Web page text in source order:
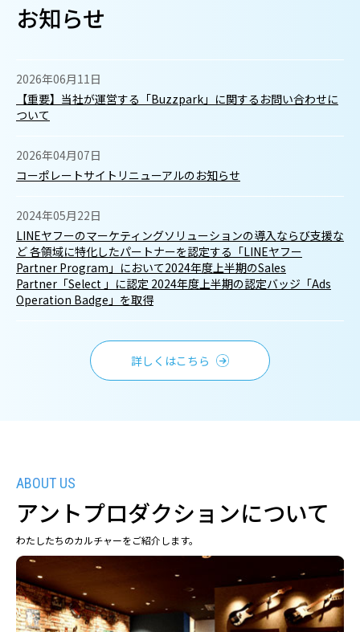
お知らせ
詳しくはこちら
2026年06月11日
【重要】当社が運営する「Buzzpark」に関するお問い合わせに
ついて
2026年04月07日
コーポレートサイトリニューアルのお知らせ
2024年05月22日
LINEヤフーのマーケティングソリューションの導入ならび支援な
ど 各領域に特化したパートナーを認定する「LINEヤフー
Partner Program」において2024年度上半期のSales
Partner「Select 」に認定 2024年度上半期の認定バッジ「Ads
Operation Badge」を取得
アントプロダクションについて
わたしたちのカルチャーをご紹介します。